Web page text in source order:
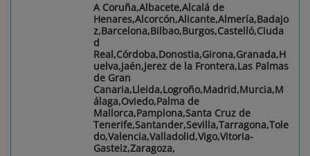
A Coruña,Albacete,Alcalá de
Henares,Alcorcón,Alicante,Almería,Badajo
z,Barcelona,Bilbao,Burgos,Castelló,Ciuda
d
Real,Córdoba,Donostia,Girona,Granada,H
uelva,Jaén,Jerez de la Frontera,Las Palmas
de Gran
Canaria,Lleida,Logroño,Madrid,Murcia,M
álaga,Oviedo,Palma de
Mallorca,Pamplona,Santa Cruz de
Tenerife,Santander,Sevilla,Tarragona,Tole
do,Valencia,Valladolid,Vigo,Vitoria-
Gasteiz,Zaragoza,